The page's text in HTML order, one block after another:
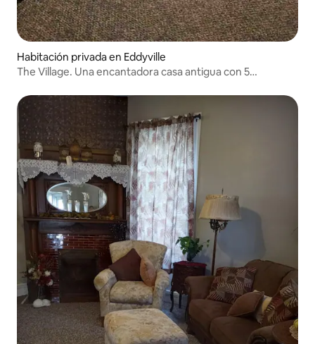
Habitación privada en Eddyville
The Village. Una encantadora casa antigua con 5